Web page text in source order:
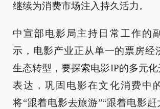
继续为消费市场注入持久活力。
中宣部电影局主持日常工作的
示，电影产业正从单一的票房经
生态转型，要探索电影IP的多元
表达，巩固电影在文化消费中
将“跟着电影去旅游”“跟着电影赶